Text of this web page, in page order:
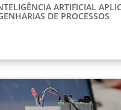
ARTIFICIAL
DE PROCESSOS